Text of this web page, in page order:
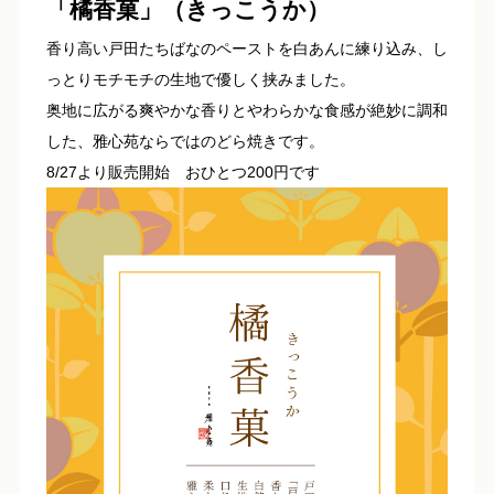
「橘香菓」（きっこうか）
香り高い戸田たちばなのペーストを白あんに練り込み、し
っとりモチモチの生地で優しく挟みました。
奥地に広がる爽やかな香りとやわらかな食感が絶妙に調和
した、雅心苑ならではのどら焼きです。
8/27より販売開始 おひとつ200円です